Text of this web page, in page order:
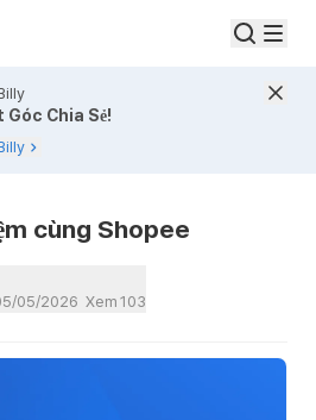
Chia Sẻ!
cùng Shopee
05/2026 Xem 103